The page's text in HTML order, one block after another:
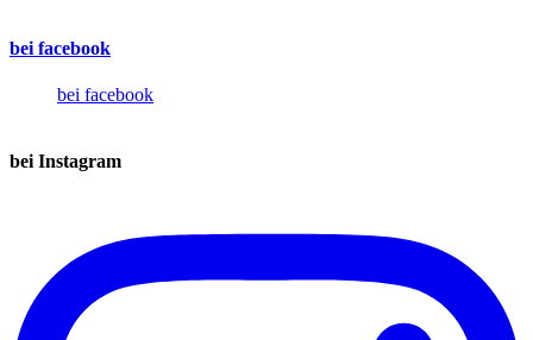
bei facebook
bei facebook
bei Instagram